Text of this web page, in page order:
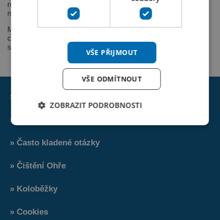
reprezentovali Českou republiku ve světovém poháru nebo na
mistrovství světa.
Mladý a dynamický kolektiv firmy Rafting Ohře s.r.o. se svojí
cenovou politikou a svým pracovním nasazením snaží o
spokojenost zákazníků.
» Obchodní podmínky
» O nás
» Často kladené otázky
» Čištění Ohře
» Koloběžky
» Cookies
VŠE PŘIJMOUT
VŠE ODMÍTNOUT
ZOBRAZIT PODROBNOSTI